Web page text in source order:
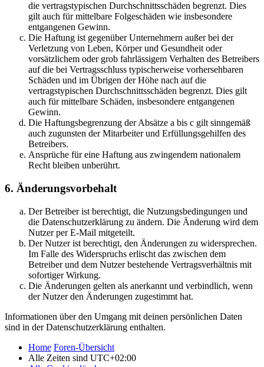
die vertragstypischen Durchschnittsschäden begrenzt. Dies
gilt auch für mittelbare Folgeschäden wie insbesondere
entgangenen Gewinn.
Die Haftung ist gegenüber Unternehmern außer bei der
Verletzung von Leben, Körper und Gesundheit oder
vorsätzlichem oder grob fahrlässigem Verhalten des Betreibers
auf die bei Vertragsschluss typischerweise vorhersehbaren
Schäden und im Übrigen der Höhe nach auf die
vertragstypischen Durchschnittsschäden begrenzt. Dies gilt
auch für mittelbare Schäden, insbesondere entgangenen
Gewinn.
Die Haftungsbegrenzung der Absätze a bis c gilt sinngemäß
auch zugunsten der Mitarbeiter und Erfüllungsgehilfen des
Betreibers.
Ansprüche für eine Haftung aus zwingendem nationalem
Recht bleiben unberührt.
6. Änderungsvorbehalt
Der Betreiber ist berechtigt, die Nutzungsbedingungen und
die Datenschutzerklärung zu ändern. Die Änderung wird dem
Nutzer per E-Mail mitgeteilt.
Der Nutzer ist berechtigt, den Änderungen zu widersprechen.
Im Falle des Widerspruchs erlischt das zwischen dem
Betreiber und dem Nutzer bestehende Vertragsverhältnis mit
sofortiger Wirkung.
Die Änderungen gelten als anerkannt und verbindlich, wenn
der Nutzer den Änderungen zugestimmt hat.
Informationen über den Umgang mit deinen persönlichen Daten
sind in der Datenschutzerklärung enthalten.
Home Foren-Übersicht
Alle Zeiten sind UTC+02:00